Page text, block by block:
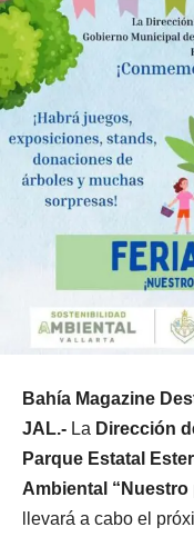
Bahía Magazine
JAL.- La Dirección
Parque Estatal
Ambiental
llevará a cabo el